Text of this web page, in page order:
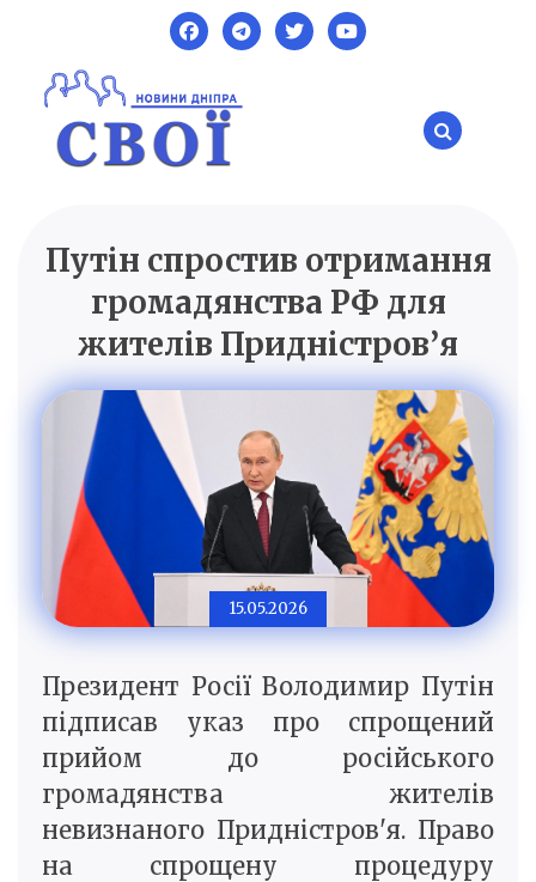
content
SVOI.DP.UA
Новини Дніпра
Путін спростив отримання
громадянства РФ для
жителів Придністров’я
15.05.2026
Президент Росії Володимир Путін
підписав указ про спрощений
прийом до російського
громадянства жителів
невизнаного Придністров'я. Право
на спрощену процедуру